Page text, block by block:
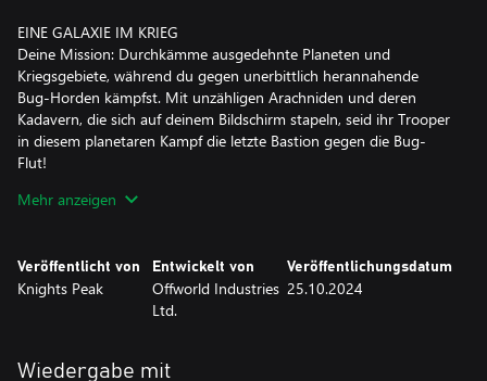
EINE GALAXIE IM KRIEG
Deine Mission: Durchkämme ausgedehnte Planeten und
Kriegsgebiete, während du gegen unerbittlich herannahende
Bug-Horden kämpfst. Mit unzähligen Arachniden und deren
Kadavern, die sich auf deinem Bildschirm stapeln, seid ihr Trooper
in diesem planetaren Kampf die letzte Bastion gegen die Bug-
Flut!
LEISTE DEINEN BEITRAG
Casper Van Dien) entgegen. Kämpfe gemeinsam mit deinem
Squad im umfassenden Koop-Modus für 16 Spieler überall in der
Galaxie gegen die Bedrohung durch die Bugs. Das Schlachtfeld
Mehr anzeigen
Veröffentlicht von
Knights Peak
Entwickelt von
Offworld Industries
Ltd.
Veröffentlichungsdatum
25.10.2024
Wiedergabe mit